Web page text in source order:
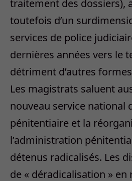
traitement des dossiers),
toutefois d’un
services de police
dernières années vers le
détriment d’autres
Les magistrats saluent
nouveau service national
pénitentiaire et la
l’administration
détenus radicalisés. Les
de « déradicalisation »